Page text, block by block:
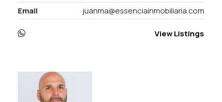
Email
juanma@essenciainmobiliaria.com
View Listings